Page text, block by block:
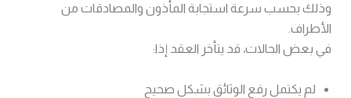
وذلك بحسب سرعة استجابة المأذون والمصادقات من
الأطراف.
في بعض الحالات، قد يتأخر العقد إذا:
لم يكتمل رفع الوثائق بشكل صحيح